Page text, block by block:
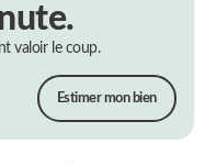
valoir le coup.
Estimer mon bien